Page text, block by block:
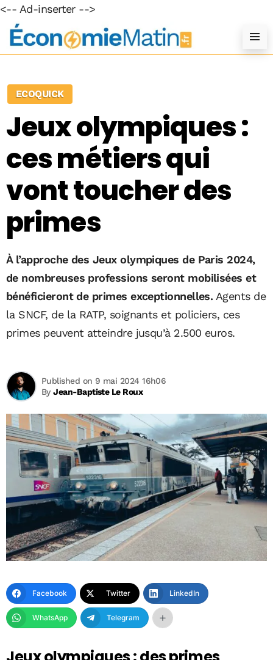
<-- Ad-inserter -->
ECOQUICK
Jeux olympiques :
ces métiers qui
vont toucher des
primes
À l’approche des Jeux olympiques de Paris 2024,
de nombreuses professions seront mobilisées et
bénéficieront de primes exceptionnelles. Agents de
la SNCF, de la RATP, soignants et policiers, ces
primes peuvent atteindre jusqu’à 2.500 euros.
ByJean-Baptiste Le Roux
Published on 9 mai 2024 16h06
Facebook Twitter LinkedIn
WhatsApp Telegram